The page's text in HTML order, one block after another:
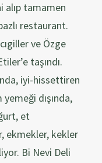
alıp tamamen
restaurant.
ve Özge
taşındı.
iyi-hissettiren
dışında,
et
ekmekler, kekler
Bi Nevi Deli